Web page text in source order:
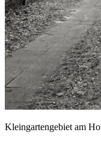
Kleingartengebiet am